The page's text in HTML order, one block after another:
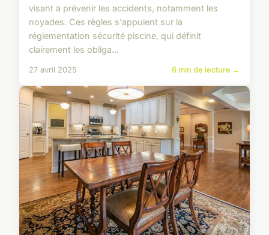
visant à prévenir les accidents, notamment les
noyades. Ces règles s'appuient sur la
réglementation sécurité piscine, qui définit
clairement les obliga...
27 avril 2025 6 min de lecture →